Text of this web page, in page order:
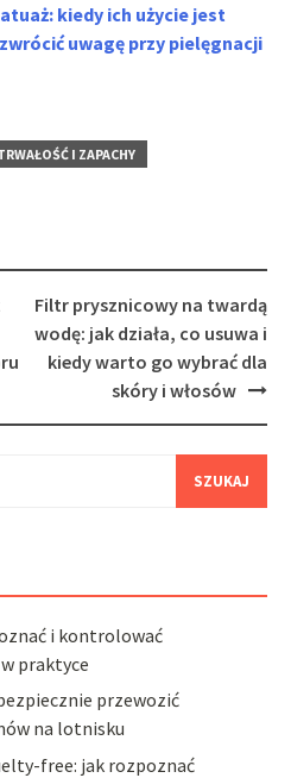
kiedy ich użycie jest
uwagę przy pielęgnacji
I ZAPACHY
Filtr prysznicowy na twardą
wodę: jak działa, co usuwa i
kiedy warto go wybrać dla
skóry i włosów
i kontrolować
praktyce
przewozić
na lotnisku
free: jak rozpoznać